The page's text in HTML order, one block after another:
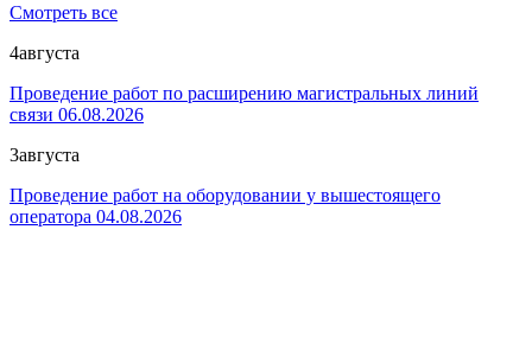
Смотреть все
4августа
Проведение работ по расширению магистральных линий
связи 06.08.2026
3августа
Проведение работ на оборудовании у вышестоящего
оператора 04.08.2026